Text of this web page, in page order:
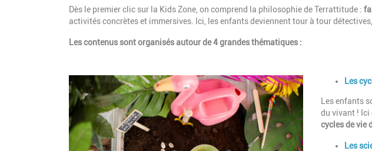
Description
Dès le premier clic sur la Kids Zone, on comprend la philosophie de Terrattitude :
activités concrètes et immersives. Ici, les enfants deviennent tour à tour
Les contenus sont organisés autour de 4 grandes thématiques :
Image Description
Les
Les enfants
du vivant ! Ici
cycles de vie
Les